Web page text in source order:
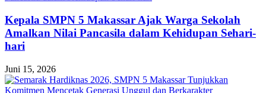
Kepala SMPN 5 Makassar Ajak Warga Sekolah
Amalkan Nilai Pancasila dalam Kehidupan Sehari-
hari
Juni 15, 2026